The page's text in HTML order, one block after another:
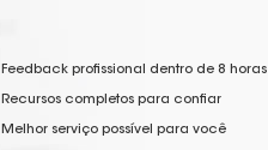
Feedback profissional dentro de 8 horas
Recursos completos para confiar
Melhor serviço possível para você